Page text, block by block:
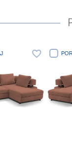
PORÓWNAJ